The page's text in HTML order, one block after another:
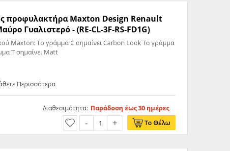
προφυλακτήρα Maxton Design Renault
Γυαλιστερό - (RE-CL-3F-RS-FD1G)
Maxton: Το γράμμα C σημαίνει Carbon Look Το γράμμα
T σημαίνει Matt
Περισσότερα
Διαθεσιμότητα: Παράδοση έως 30 ημέρες
Το Θέλω